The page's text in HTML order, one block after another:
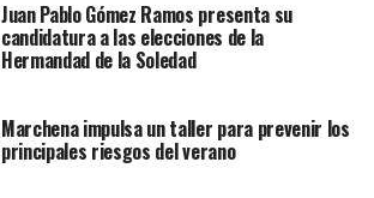
Juan Pablo Gómez Ramos presenta su
candidatura a las elecciones de la
Hermandad de la Soledad
Marchena impulsa un taller para prevenir los
principales riesgos del verano